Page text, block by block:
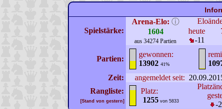
Spielstärke:
Arena-Elo: ⓘ
1604
aus 34274 Partien
heute
-11
Partien:
gewonnen:
13902 41%
Zeit:
angemeldet seit:
Rangliste:
[Stand von gestern]
Platz:
1255 von 5833
-